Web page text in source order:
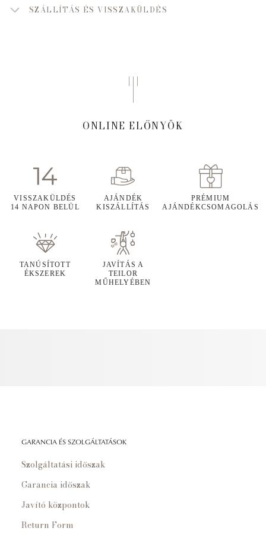
SZÁLLÍTÁS ÉS VISSZAKÜLDÉS
ONLINE ELŐNYÖK
VISSZAKÜLDÉS
14 NAPON BELÜL
AJÁNDÉK
KISZÁLLÍTÁS
PRÉMIUM
AJÁNDÉKCSOMAGOLÁS
TANÚSÍTOTT
ÉKSZEREK
JAVÍTÁS A
TEILOR
MŰHELYÉBEN
GARANCIA ÉS SZOLGÁLTATÁSOK
Szolgáltatási időszak
Garancia időszak
Javító központok
Return Form